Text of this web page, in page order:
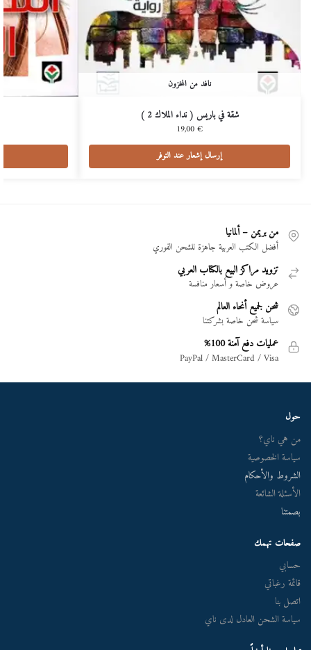
نافد من المخزون
شقة في باريس ( نداء الملاك 2 )
19,00€
إرسال إشعار عند التوفر
من بريمن – ألمانيا
أفضل الكتب العربية جاهزة للشحن الفوري
تزويد مراكز البيع بالكتاب العربي
عروض خاصة و أسعار منافسة
شحن لجميع أنحاء العالم
سياسة شحن خاصة بشركتنا
عمليات دفع آمنة 100%
PayPal / MasterCard / Visa
حول
من هي ناي؟
سياسة الخصوصية
الشروط والأحكام
الأسئلة الشائعة
بصمتنا
صفحات تهمك
حسابي
قائمة رغباتي
اتصل بنا
سياسة الشحن العادل لدى ناي